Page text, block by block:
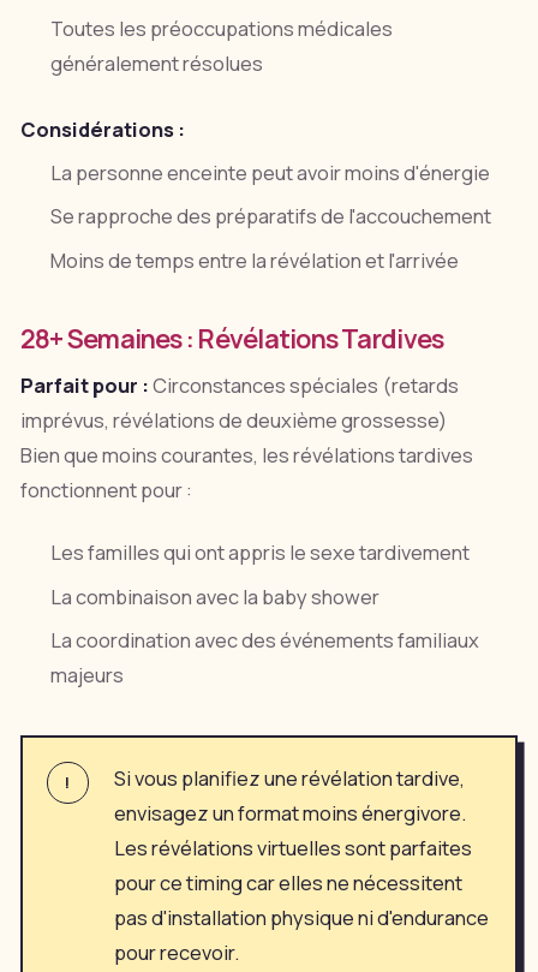
Toutes les préoccupations médicales
généralement résolues
Considérations :
La personne enceinte peut avoir moins d'énergie
Se rapproche des préparatifs de l'accouchement
Moins de temps entre la révélation et l'arrivée
28+ Semaines : Révélations Tardives
Parfait pour :Circonstances spéciales (retards
imprévus, révélations de deuxième grossesse)
Bien que moins courantes, les révélations tardives
fonctionnent pour :
Les familles qui ont appris le sexe tardivement
La combinaison avec la baby shower
La coordination avec des événements familiaux
majeurs
!
Si vous planifiez une révélation tardive,
envisagez un format moins énergivore.
Les révélations virtuelles sont parfaites
pour ce timing car elles ne nécessitent
pas d'installation physique ni d'endurance
pour recevoir.